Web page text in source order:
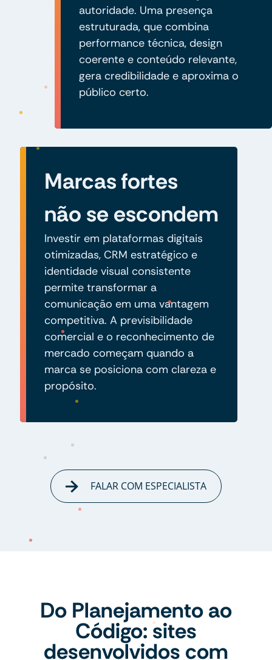
autoridade. Uma presença
estruturada, que combina
performance técnica, design
coerente e conteúdo relevante,
gera credibilidade e aproxima o
público certo.
Marcas fortes
não se escondem
Investir em plataformas digitais
otimizadas, CRM estratégico e
identidade visual consistente
permite transformar a
comunicação em uma vantagem
competitiva. A previsibilidade
comercial e o reconhecimento de
mercado começam quando a
marca se posiciona com clareza e
propósito.
FALAR COM ESPECIALISTA
Do Planejamento ao
Código: sites
desenvolvidos com